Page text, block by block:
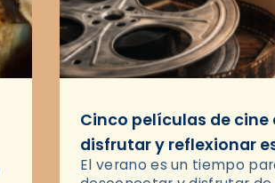
Cinco películas de
disfrutar y reflexionar
El verano es un tiempo